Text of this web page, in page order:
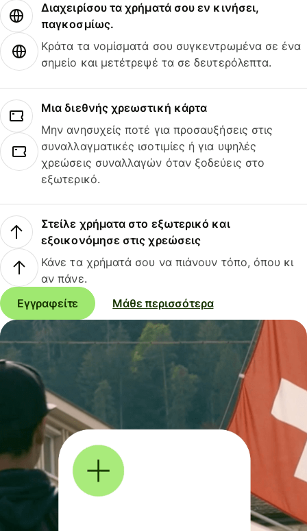
Διαχειρίσου τα χρήματά σου εν κινήσει,
παγκοσμίως.
Κράτα τα νομίσματά σου συγκεντρωμένα σε ένα
σημείο και μετέτρεψέ τα σε δευτερόλεπτα.
Μια διεθνής χρεωστική κάρτα
Μην ανησυχείς ποτέ για προσαυξήσεις στις
συναλλαγματικές ισοτιμίες ή για υψηλές
χρεώσεις συναλλαγών όταν ξοδεύεις στο
εξωτερικό.
Στείλε χρήματα στο εξωτερικό και
εξοικονόμησε στις χρεώσεις
Κάνε τα χρήματά σου να πιάνουν τόπο, όπου κι
αν πάνε.
Εγγραφείτε
Μάθε περισσότερα